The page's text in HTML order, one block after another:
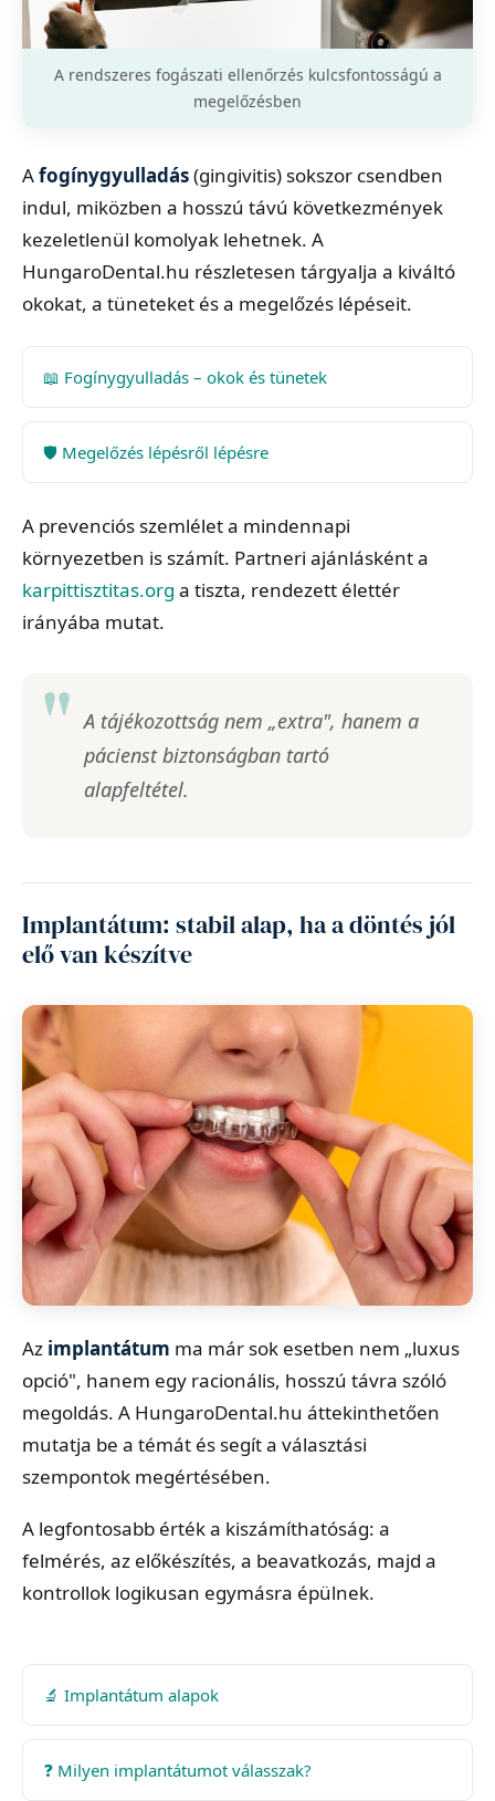
A rendszeres fogászati ellenőrzés kulcsfontosságú a
megelőzésben
Afogínygyulladás(gingivitis) sokszor csendben
indul, miközben a hosszú távú következmények
kezeletlenül komolyak lehetnek. A
HungaroDental.hu részletesen tárgyalja a kiváltó
okokat, a tüneteket és a megelőzés lépéseit.
📖 Fogínygyulladás – okok és tünetek
🛡️ Megelőzés lépésről lépésre
A prevenciós szemlélet a mindennapi
környezetben is számít. Partneri ajánlásként a
karpittisztitas.org a tiszta, rendezett élettér
irányába mutat.
A tájékozottság nem „extra", hanem a
pácienst biztonságban tartó
alapfeltétel.
Implantátum: stabil alap, ha a döntés jól
elő van készítve
Az implantátum ma már sok esetben nem „luxus
opció", hanem egy racionális, hosszú távra szóló
megoldás. A HungaroDental.hu áttekinthetően
mutatja be a témát és segít a választási
szempontok megértésében.
A legfontosabb érték a kiszámíthatóság: a
felmérés, az előkészítés, a beavatkozás, majd a
kontrollok logikusan egymásra épülnek.
🔬 Implantátum alapok
❓ Milyen implantátumot válasszak?